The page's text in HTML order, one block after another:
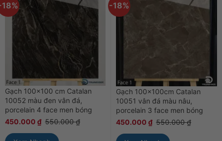
Gạch 100×100 cm Catalan
10052 màu đen vân đá,
porcelain 4 face men bóng
450.000 ₫ 550.000₫
-18%
Gạch 100x100cm Catalan
10051 vân đá màu nâu,
porcelain 3 face men bóng
450.000 ₫ 550.000₫